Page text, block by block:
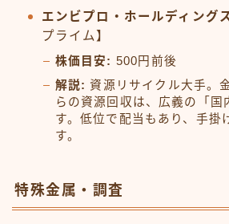
エンビプロ・ホールディング
プライム】
株価目安: 500円前後
解説: 資源リサイクル大手。
らの資源回収は、広義の「国
す。低位で配当もあり、手掛
す。
特殊金属・調査